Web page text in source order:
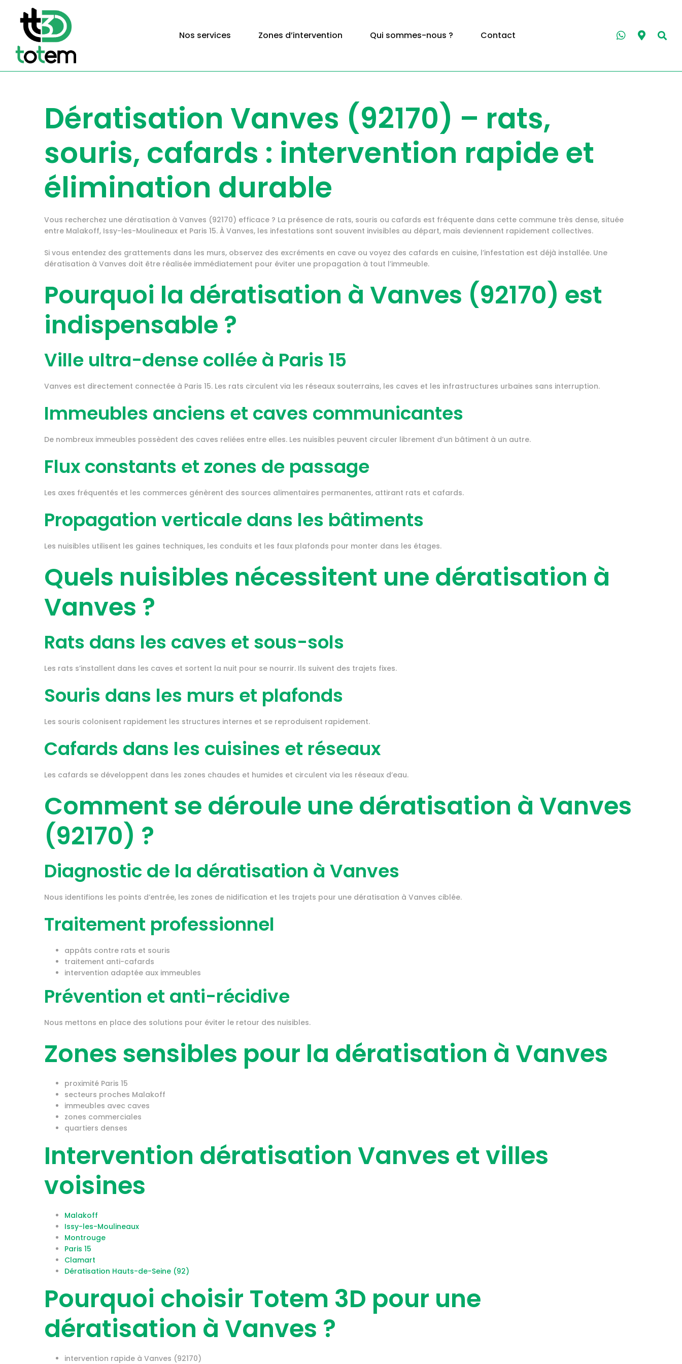
Nos services Zones d’intervention Qui sommes-nous ? Contact
Dératisation Vanves (92170) – rats,
souris, cafards : intervention rapide et
élimination durable
Vous recherchez une dératisation à Vanves (92170) efficace ? La présence de rats, souris ou cafards est fréquente dans cette commune très dense, située
entre Malakoff, Issy-les-Moulineaux et Paris 15. À Vanves, les infestations sont souvent invisibles au départ, mais deviennent rapidement collectives.
Si vous entendez des grattements dans les murs, observez des excréments en cave ou voyez des cafards en cuisine, l’infestation est déjà installée. Une
dératisation à Vanves doit être réalisée immédiatement pour éviter une propagation à tout l’immeuble.
Pourquoi la dératisation à Vanves (92170) est
indispensable ?
Ville ultra-dense collée à Paris 15
Vanves est directement connectée à Paris 15. Les rats circulent via les réseaux souterrains, les caves et les infrastructures urbaines sans interruption.
Immeubles anciens et caves communicantes
De nombreux immeubles possèdent des caves reliées entre elles. Les nuisibles peuvent circuler librement d’un bâtiment à un autre.
Flux constants et zones de passage
Les axes fréquentés et les commerces génèrent des sources alimentaires permanentes, attirant rats et cafards.
Propagation verticale dans les bâtiments
Les nuisibles utilisent les gaines techniques, les conduits et les faux plafonds pour monter dans les étages.
Quels nuisibles nécessitent une dératisation à
Vanves ?
Rats dans les caves et sous-sols
Les rats s’installent dans les caves et sortent la nuit pour se nourrir. Ils suivent des trajets fixes.
Souris dans les murs et plafonds
Les souris colonisent rapidement les structures internes et se reproduisent rapidement.
Cafards dans les cuisines et réseaux
Les cafards se développent dans les zones chaudes et humides et circulent via les réseaux d’eau.
Comment se déroule une dératisation à Vanves
(92170) ?
Diagnostic de la dératisation à Vanves
Nous identifions les points d’entrée, les zones de nidification et les trajets pour une dératisation à Vanves ciblée.
Traitement professionnel
appâts contre rats et souris
traitement anti-cafards
intervention adaptée aux immeubles
Prévention et anti-récidive
Nous mettons en place des solutions pour éviter le retour des nuisibles.
Zones sensibles pour la dératisation à Vanves
proximité Paris 15
secteurs proches Malakoff
immeubles avec caves
zones commerciales
quartiers denses
Intervention dératisation Vanves et villes
voisines
Malakoff
Issy-les-Moulineaux
Montrouge
Paris 15
Clamart
Dératisation Hauts-de-Seine (92)
Pourquoi choisir Totem 3D pour une
dératisation à Vanves ?
intervention rapide à Vanves (92170)